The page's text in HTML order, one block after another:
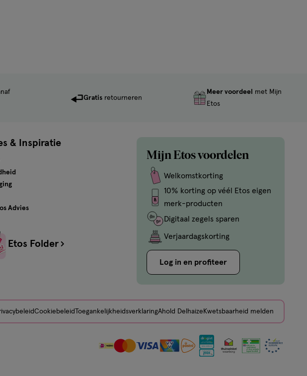
Gratis retourneren
Meer voordeel
met Mijn
Etos
& Inspiratie
Advies
Etos Folder
Mijn Etos voordelen
Welkomstkorting
10% korting op véél Etos eigen
merk-producten
Digitaal zegels sparen
Verjaardagskorting
Log in en profiteer
Cookiebeleid ToegankelijkheidsverklaringAhold Delhaize Kwetsbaarheid melden